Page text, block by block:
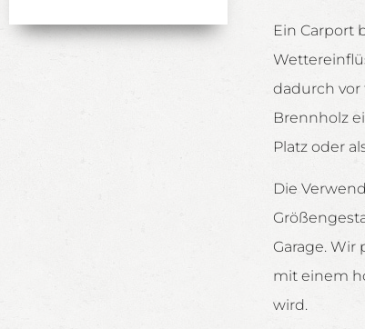
Ein Carport
dadurch vor
Brennholz
Platz oder
Die
Garage.
mit einem
wird.